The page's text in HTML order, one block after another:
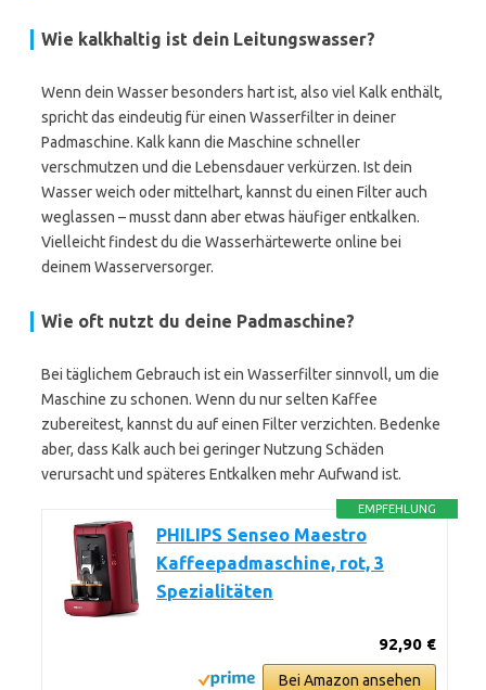
Wie kalkhaltig ist dein Leitungswasser?
Wenn dein Wasser besonders hart ist, also viel Kalk enthält,
spricht das eindeutig für einen Wasserfilter in deiner
Padmaschine. Kalk kann die Maschine schneller
verschmutzen und die Lebensdauer verkürzen. Ist dein
Wasser weich oder mittelhart, kannst du einen Filter auch
weglassen – musst dann aber etwas häufiger entkalken.
Vielleicht findest du die Wasserhärtewerte online bei
deinem Wasserversorger.
Wie oft nutzt du deine Padmaschine?
Bei täglichem Gebrauch ist ein Wasserfilter sinnvoll, um die
Maschine zu schonen. Wenn du nur selten Kaffee
zubereitest, kannst du auf einen Filter verzichten. Bedenke
aber, dass Kalk auch bei geringer Nutzung Schäden
verursacht und späteres Entkalken mehr Aufwand ist.
EMPFEHLUNG
PHILIPS Senseo Maestro
Kaffeepadmaschine, rot, 3
Spezialitäten
92,90 €
Bei Amazon ansehen